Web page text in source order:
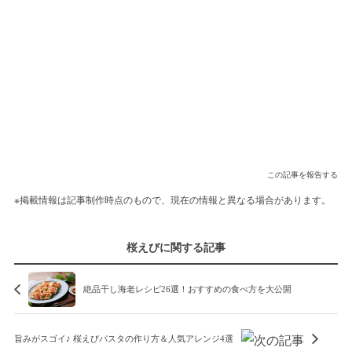
この記事を報告する
※掲載情報は記事制作時点のもので、現在の情報と異なる場合があります。
桜えびに関する記事
絶品干し海老レシピ26選！おすすめの食べ方を大公開
旨みがスゴイ♪ 桜えびパスタの作り方＆人気アレンジ4選